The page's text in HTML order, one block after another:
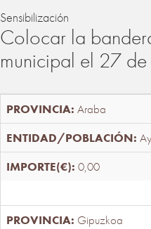
Sensibilización
Colocar la
municipal el 27
Araba
0,00
Gipuzkoa